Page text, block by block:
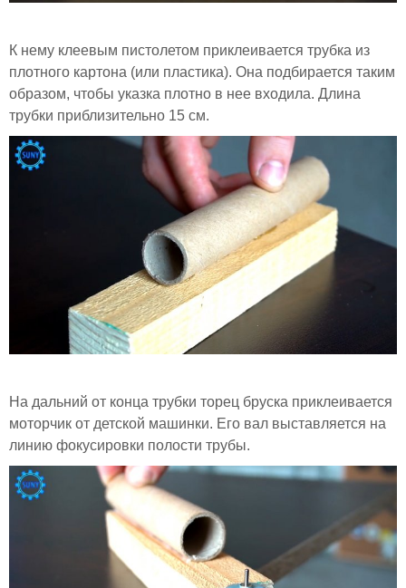
К нему клеевым пистолетом приклеивается трубка из
плотного картона (или пластика). Она подбирается таким
образом, чтобы указка плотно в нее входила. Длина
трубки приблизительно 15 см.
На дальний от конца трубки торец бруска приклеивается
моторчик от детской машинки. Его вал выставляется на
линию фокусировки полости трубы.